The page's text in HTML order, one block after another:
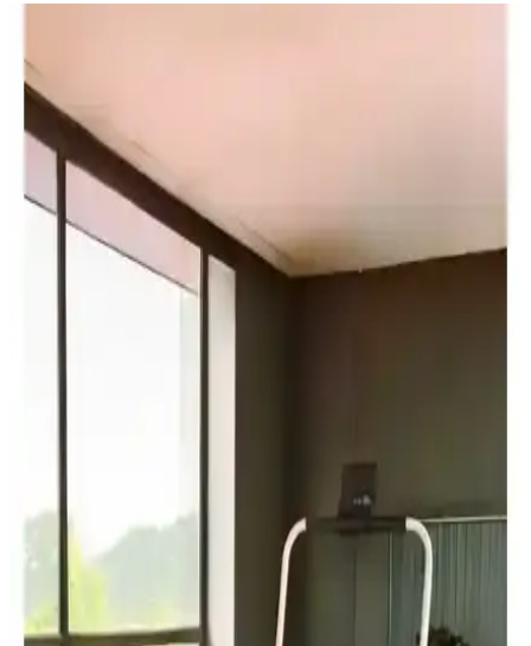
Max ile Evde Modern Spor Deneyimi
Wero Max, yapay zeka ve dijital özelliklerle donatılmış akıllı
kondisyon bisikleti, kullanıcılara kişiselleştirilmiş ve eğlenceli
egzersiz deneyimi sunar.
Besinistanbul Ps Spor ve Moccastyle Siyah 6 kg
Dambıl Setleri Karşılaştırması
İki popüler dambıl setini detaylı karşılaştırıyoruz: Besinistanbul Ps
Spor ve Moccastyle Siyah 6 kg. Malzeme, garanti ve kullanıcı
Arsevi Yoga ve Plates Banı ile Delta Pilates Banı
Karşılaştırması: Özellikler ve Kullanım Avantajları
Arsevi Yoga ve Plates Banı ile Delta Pilates Banı'nın özelliklerini
karşılaştırıyoruz. Bu ürünler evde spor yapmayı kolaylaştırır,
dayanıklılık ve kullanım alanlarına göre farklı avantajlar sunar.